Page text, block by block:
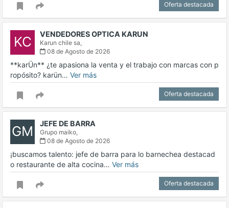
Oferta destacada
KC VENDEDORES OPTICA KARUN
Karun chile sa,
08 de Agosto de 2026
**karÜn** ¿te apasiona la venta y el trabajo con marcas con p
ropósito? karün… Ver más
Oferta destacada
GM JEFE DE BARRA
Grupo maiko,
08 de Agosto de 2026
¡buscamos talento: jefe de barra para lo barnechea destacad
o restaurante de alta cocina… Ver más
Oferta destacada